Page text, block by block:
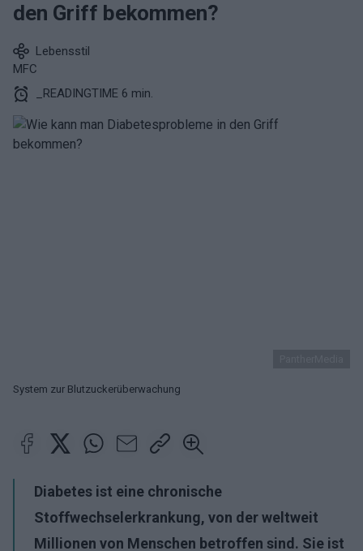
den Griff bekommen?
Lebensstil
MFC
_READINGTIME 6 min.
System zur Blutzuckerüberwachung
Diabetes ist eine chronische
Stoffwechselerkrankung, von der weltweit
Millionen von Menschen betroffen sind. Sie ist